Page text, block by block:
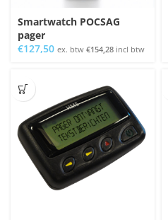
Smartwatch POCSAG
pager
€127,50 ex. btw €154,28 incl btw